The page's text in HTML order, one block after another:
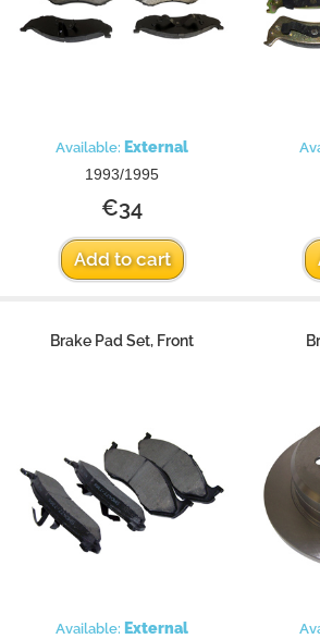
Available: External
1993/1995
€34
Add to cart
Brake Pad Set, Front
Available: External